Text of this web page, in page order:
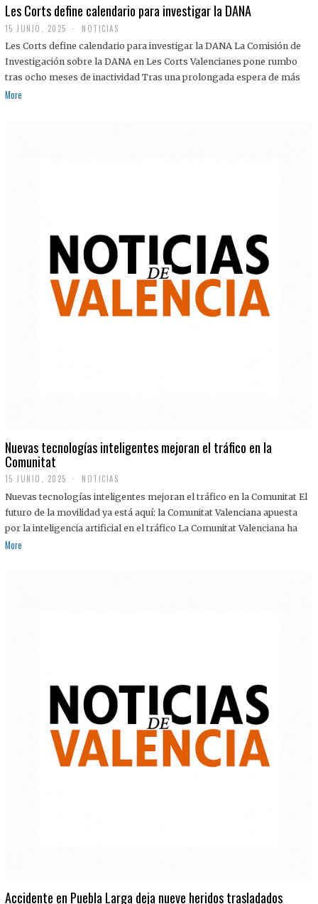
Les Corts define calendario para investigar la DANA
15 JUNIO, 2025 NOTICIAS
Les Corts define calendario para investigar la DANA La Comisión de
Investigación sobre la DANA en Les Corts Valencianes pone rumbo
tras ocho meses de inactividad Tras una prolongada espera de más
More
Nuevas tecnologías inteligentes mejoran el tráfico en la
Comunitat
15 JUNIO, 2025 NOTICIAS
Nuevas tecnologías inteligentes mejoran el tráfico en la Comunitat El
futuro de la movilidad ya está aquí: la Comunitat Valenciana apuesta
por la inteligencia artificial en el tráfico La Comunitat Valenciana ha
More
Accidente en Puebla Larga deja nueve heridos trasladados